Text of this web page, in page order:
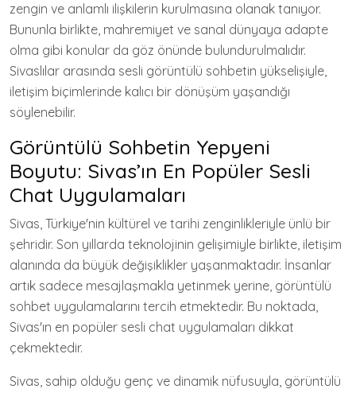
zengin ve anlamlı ilişkilerin kurulmasına olanak tanıyor.
Bununla birlikte, mahremiyet ve sanal dünyaya adapte
olma gibi konular da göz önünde bulundurulmalıdır.
Sivaslılar arasında sesli görüntülü sohbetin yükselişiyle,
iletişim biçimlerinde kalıcı bir dönüşüm yaşandığı
söylenebilir.
Görüntülü Sohbetin Yepyeni
Boyutu: Sivas’ın En Popüler Sesli
Chat Uygulamaları
Sivas, Türkiye'nin kültürel ve tarihi zenginlikleriyle ünlü bir
şehridir. Son yıllarda teknolojinin gelişimiyle birlikte, iletişim
alanında da büyük değişiklikler yaşanmaktadır. İnsanlar
artık sadece mesajlaşmakla yetinmek yerine, görüntülü
sohbet uygulamalarını tercih etmektedir. Bu noktada,
Sivas'ın en popüler sesli chat uygulamaları dikkat
çekmektedir.
Sivas, sahip olduğu genç ve dinamik nüfusuyla, görüntülü